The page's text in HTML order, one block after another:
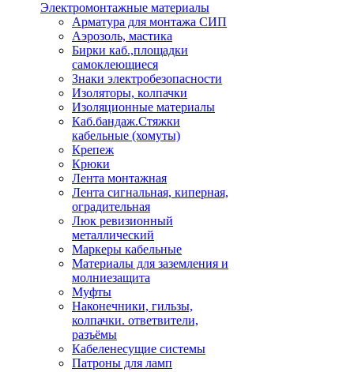
Электромонтажные материалы
Арматура для монтажа СИП
Аэрозоль, мастика
Бирки каб.,площадки
самоклеющиеся
Знаки электробезопасности
Изоляторы, колпачки
Изоляционные материалы
Каб.бандаж.Стяжки
кабельные (хомуты)
Крепеж
Крюки
Лента монтажная
Лента сигнальная, киперная,
оградительная
Люк ревизионный
металлический
Маркеры кабельные
Материалы для заземления и
молниезащита
Муфты
Наконечники, гильзы,
колпачки. ответвители,
разъёмы
Кабеленесущие системы
Патроны для ламп